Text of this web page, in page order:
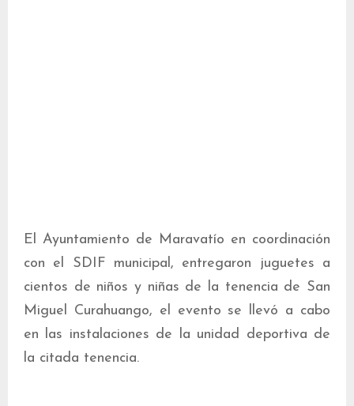
El Ayuntamiento de Maravatío en coordinación
con el SDIF municipal, entregaron juguetes a
cientos de niños y niñas de la tenencia de San
Miguel Curahuango, el evento se llevó a cabo
en las instalaciones de la unidad deportiva de
la citada tenencia.